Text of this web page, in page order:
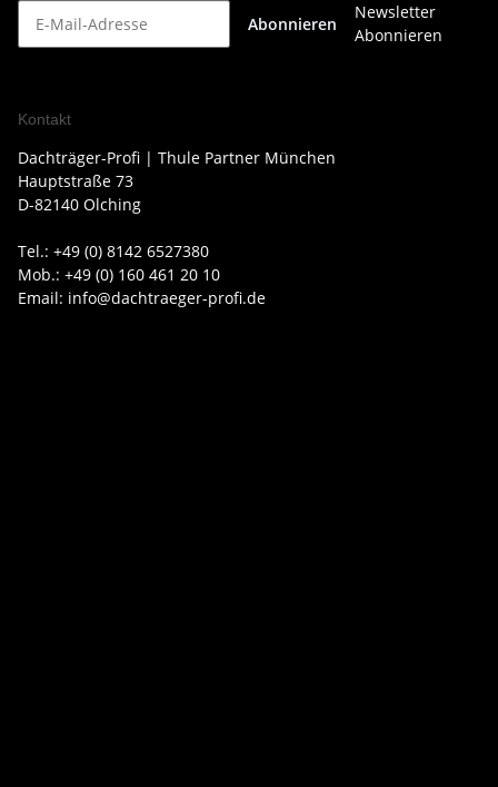
Abonnieren
Newsletter
Abonnieren
Kontakt
Dachträger-Profi | Thule Partner München
Hauptstraße 73
D-82140 Olching
Tel.: +49 (0) 8142 6527380
Mob.: +49 (0) 160 461 20 10
Email: info@dachtraeger-profi.de